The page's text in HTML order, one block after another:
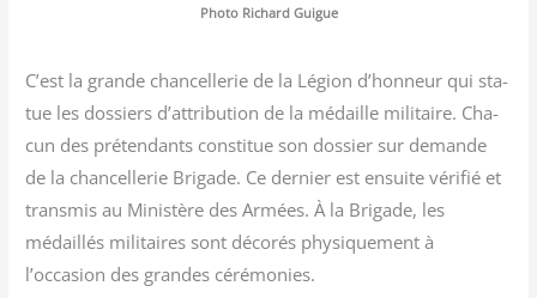
Pho­to Richard Guigue
C’est la grande chan­cel­le­rie de la Légion d’honneur qui sta­
tue les dos­siers d’attribution de la médaille mili­taire. Cha­
cun des pré­ten­dants consti­tue son dos­sier sur demande
de la chan­cel­le­rie Bri­gade. Ce der­nier est ensuite véri­fié et
trans­mis au Minis­tère des Armées. À la Bri­gade, les
médaillés mili­taires sont déco­rés phy­si­que­ment à
l’occasion des grandes cérémonies.